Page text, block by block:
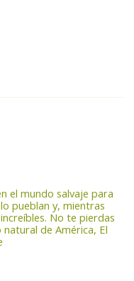
el mundo salvaje para
pueblan y, mientras
No te pierdas
de América, El